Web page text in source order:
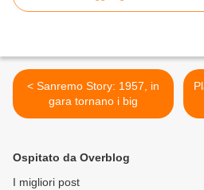
< Sanremo Story: 1957, in
gara tornano i big
Ospitato da Overblog
I migliori post